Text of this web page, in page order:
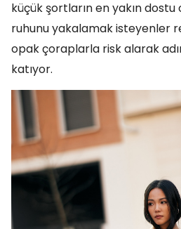
küçük şortların en yakın
ruhunu yakalamak isteyenler
opak çoraplarla risk alarak
katıyor.